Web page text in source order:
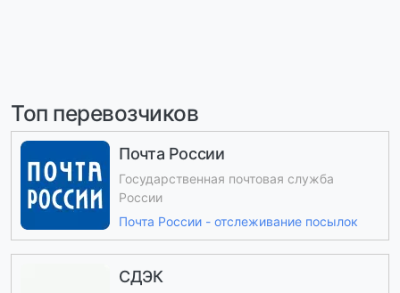
Топ перевозчиков
Почта России
Государственная почтовая служба
России
Почта России - отслеживание посылок
СДЭК